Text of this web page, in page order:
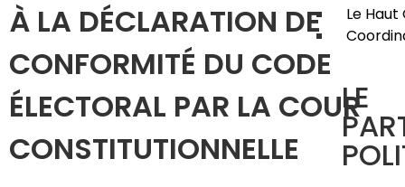
Le Haut
LE
À LA DÉCLARATION DE
CONFORMITÉ DU CODE
ÉLECTORAL PAR LA COUR
CONSTITUTIONNELLE